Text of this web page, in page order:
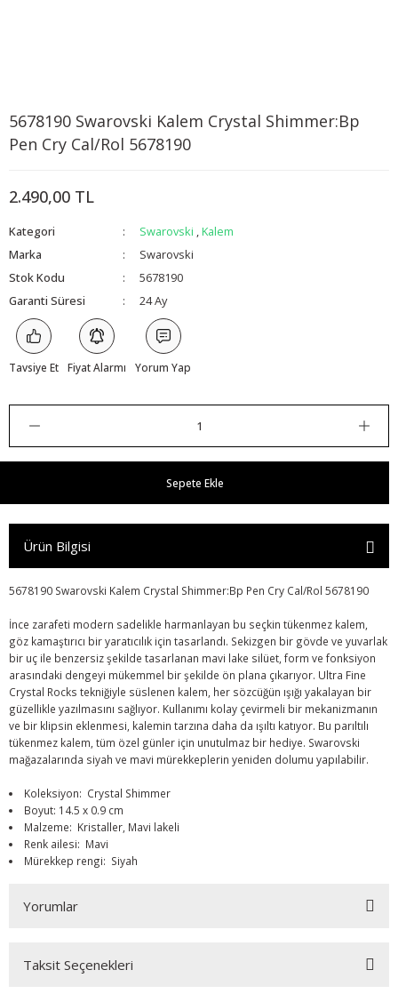
5678190 Swarovski Kalem Crystal Shimmer:Bp
Pen Cry Cal/Rol 5678190
2.490,00 TL
Kategori Swarovski ,Kalem
Marka
Swarovski
Stok Kodu
5678190
Garanti Süresi
24 Ay
Tavsiye Et Fiyat Alarmı Yorum Yap
Sepete Ekle
Ürün Bilgisi
5678190 Swarovski Kalem Crystal Shimmer:Bp Pen Cry Cal/Rol 5678190
İnce zarafeti modern sadelikle harmanlayan bu seçkin tükenmez kalem,
göz kamaştırıcı bir yaratıcılık için tasarlandı. Sekizgen bir gövde ve yuvarlak
bir uç ile benzersiz şekilde tasarlanan mavi lake silüet, form ve fonksiyon
arasındaki dengeyi mükemmel bir şekilde ön plana çıkarıyor. Ultra Fine
Crystal Rocks tekniğiyle süslenen kalem, her sözcüğün ışığı yakalayan bir
güzellikle yazılmasını sağlıyor. Kullanımı kolay çevirmeli bir mekanizmanın
ve bir klipsin eklenmesi, kalemin tarzına daha da ışıltı katıyor. Bu parıltılı
tükenmez kalem, tüm özel günler için unutulmaz bir hediye. Swarovski
mağazalarında siyah ve mavi mürekkeplerin yeniden dolumu yapılabilir.
Koleksiyon: Crystal Shimmer
Boyut: 14.5 x 0.9 cm
Malzeme: Kristaller, Mavi lakeli
Renk ailesi: Mavi
Mürekkep rengi: Siyah
Yorumlar
Taksit Seçenekleri